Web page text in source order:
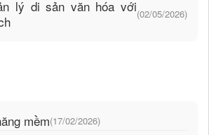
lý di sản văn hóa với(02/05/2026)
mềm(17/02/2026)